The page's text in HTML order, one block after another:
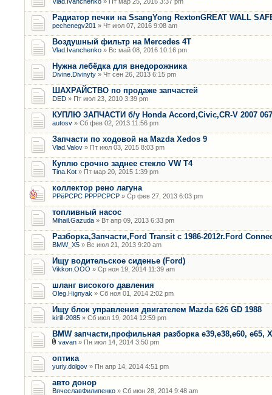
Радиатор печки на SsangYong RextonGREAT WALL
pechenegv201 » Чт июл 07, 2016 9:08 am
Воздушный фильтр на Mercedes 4T
Vlad.Ivanchenko » Вс май 08, 2016 10:16 pm
Нужна лебёдка для внедорожника
Divine.Divinyty » Чт сен 26, 2013 6:15 pm
ШАХРАЙСТВО по продаже запчастей
DED » Пт июл 23, 2010 3:39 pm
КУПЛЮ ЗАПЧАСТИ б/у Honda Accord,Civic,CR-V 2007
autosv » Сб фев 02, 2013 11:56 pm
Запчасти по ходовой на Mazda Xedos 9
Vlad.Valov » Пт июл 03, 2015 8:03 pm
Куплю срочно заднее стекло VW T4
Tina.Kot » Пт мар 20, 2015 1:39 pm
коллектор рено лагуна
РРёРСРС РРРРСРСР » Ср фев 27, 2013 6:03 pm
топливный насос
Mihail.Gazuda » Вт апр 09, 2013 6:33 pm
Разборка,Запчасти,Ford Transit с 1986-2012г.Ford
BMW_X5 » Вс июл 21, 2013 9:20 am
Ищу водительское сиденье (Ford)
Vikkon.OOO » Ср ноя 19, 2014 11:39 am
шланг високого давления
Oleg.Hignyak » Сб ноя 01, 2014 2:02 pm
Ищу блок управления двигателем Mazda 626 GD 1988
kirill-2085 » Сб июл 19, 2014 12:59 pm
BMW запчасти,профильная разборка е39,е38,е60, е65,
vavan » Пн июл 14, 2014 3:50 pm
оптика
yuriy.dolgov » Пн апр 14, 2014 4:51 pm
авто донор
ВячеславФилипенко » Сб июн 28, 2014 9:48 am